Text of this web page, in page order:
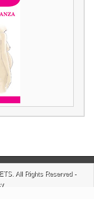
. All Rights Reserved -